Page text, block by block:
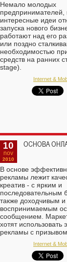
Немало молодых
интересные идеи
запуска нового
работают над его
или поздно
необходимостью
средств на ранних
stage).
Internet &
10
nov
2010
ОСНОВА
В основе
рекламы лежит
креатив - с ярким и
последовательным
также доходчивым
воспринимаемым
сообщением.
хотят использовать
рекламы с
вовлечь
в конечном итоге,
Internet &